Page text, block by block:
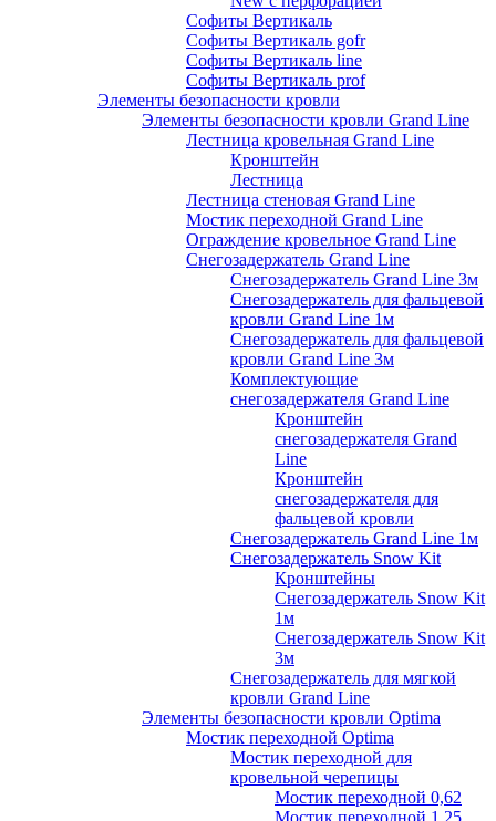
Софиты Вертикаль
Софиты Вертикаль gofr
Софиты Вертикаль line
Софиты Вертикаль prof
Элементы безопасности кровли
Элементы безопасности кровли Grand Line
Лестница кровельная Grand Line
Кронштейн
Лестница
Лестница стеновая Grand Line
Мостик переходной Grand Line
Ограждение кровельное Grand Line
Снегозадержатель Grand Line
Снегозадержатель Grand Line 3м
Снегозадержатель для фальцевой
кровли Grand Line 1м
Снегозадержатель для фальцевой
кровли Grand Line 3м
Комплектующие
снегозадержателя Grand Line
Кронштейн
снегозадержателя Grand
Line
Кронштейн
снегозадержателя для
фальцевой кровли
Снегозадержатель Grand Line 1м
Снегозадержатель Snow Kit
Кронштейны
Снегозадержатель Snow Kit
1м
Снегозадержатель Snow Kit
3м
Снегозадержатель для мягкой
кровли Grand Line
Элементы безопасности кровли Optima
Мостик переходной Optima
Мостик переходной для
кровельной черепицы
Мостик переходной 0,62
Мостик переходной 1,25